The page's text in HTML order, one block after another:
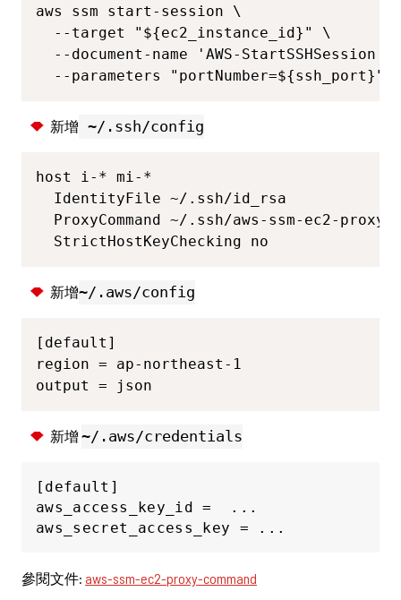
aws ssm start-session \
  --target "${ec2_instance_id}" \
--document-name 'AWS-StartSSHSession'
  --parameters "portNumber=${ssh_port}"
新增 ~/.ssh/config
host i-* mi-*
  IdentityFile ~/.ssh/id_rsa
ProxyCommand ~/.ssh/aws-ssm-ec2-
  StrictHostKeyChecking no
新增~/.aws/config
[default]
region = ap-northeast-1
output = json
新增 ~/.aws/credentials
[default]
aws_access_key_id =  ...
aws_secret_access_key = ...
參閱文件: aws-ssm-ec2-proxy-command